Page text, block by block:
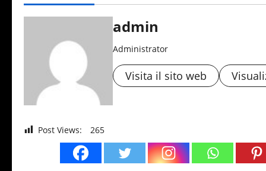
admin
Administrator
Visita il sito web
Post Views: 265